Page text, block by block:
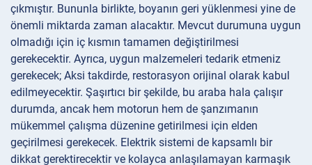
çıkmıştır. Bununla birlikte, boyanın geri yüklenmesi yine de
önemli miktarda zaman alacaktır. Mevcut durumuna uygun
olmadığı için iç kısmın tamamen değiştirilmesi
gerekecektir. Ayrıca, uygun malzemeleri tedarik etmeniz
gerekecek; Aksi takdirde, restorasyon orijinal olarak kabul
edilmeyecektir. Şaşırtıcı bir şekilde, bu araba hala çalışır
durumda, ancak hem motorun hem de şanzımanın
mükemmel çalışma düzenine getirilmesi için elden
geçirilmesi gerekecek. Elektrik sistemi de kapsamlı bir
dikkat gerektirecektir ve kolayca anlaşılamayan karmaşık